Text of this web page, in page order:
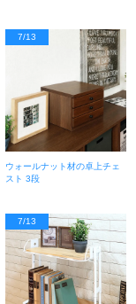
7/13
ウォールナット材の卓上チェ
スト 3段
7/13